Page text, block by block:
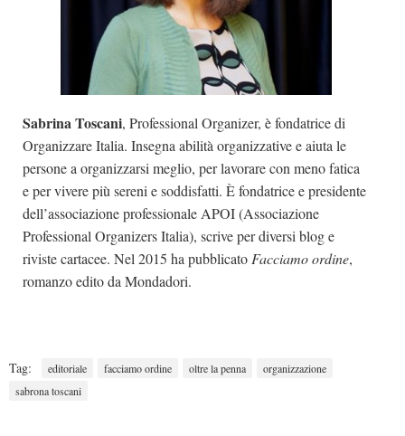
Sabrina Toscani, Professional Organizer, è fondatrice di
Organizzare Italia. Insegna abilità organizzative e aiuta le
persone a organizzarsi meglio, per lavorare con meno fatica
e per vivere più sereni e soddisfatti. È fondatrice e presidente
dell’associazione professionale APOI (Associazione
Professional Organizers Italia), scrive per diversi blog e
riviste cartacee. Nel 2015 ha pubblicato Facciamo ordine,
romanzo edito da Mondadori.
Tag: editoriale facciamo ordine oltre la penna
organizzazione
sabrona toscani